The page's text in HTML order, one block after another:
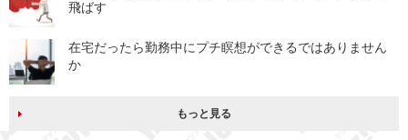
飛ばす
在宅だったら勤務中にプチ瞑想ができるではありません
か
もっと見る